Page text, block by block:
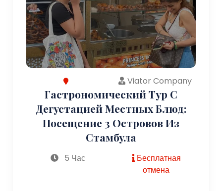
Viator Company
Гастрономический Тур С
Дегустацией Местных Блюд:
Посещение 3 Островов Из
Стамбула
5 Час
Бесплатная
отмена